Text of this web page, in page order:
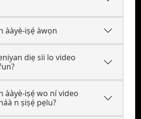
ààyè-iṣẹ́ àwọn
diẹ sii lo video
ààyè-iṣẹ́ wo ní video
n ṣiṣẹ́ pẹlu?